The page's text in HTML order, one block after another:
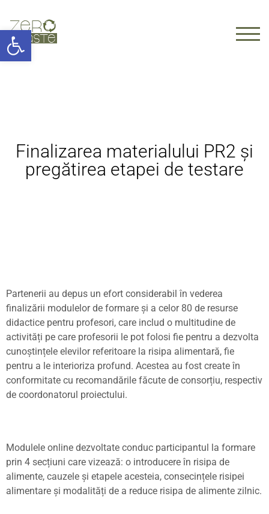
Deschide bara de unelte
Finalizarea materialului PR2 și
pregătirea etapei de testare
Partenerii au depus un efort considerabil în vederea
finalizării modulelor de formare și a celor 80 de resurse
didactice pentru profesori, care includ o multitudine de
activități pe care profesorii le pot folosi fie pentru a dezvolta
cunoștințele elevilor referitoare la risipa alimentară, fie
pentru a le interioriza profund. Acestea au fost create în
conformitate cu recomandările făcute de consorțiu, respectiv
de coordonatorul proiectului.
Modulele online dezvoltate conduc participantul la formare
prin 4 secțiuni care vizează: o introducere în risipa de
alimente, cauzele și etapele acesteia, consecințele risipei
alimentare și modalități de a reduce risipa de alimente zilnic.